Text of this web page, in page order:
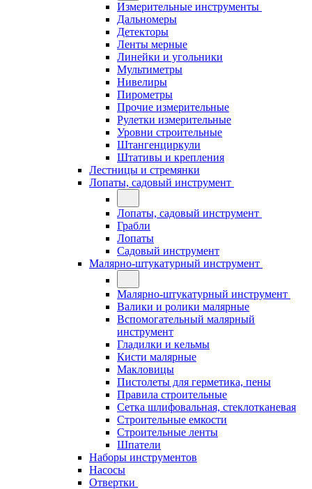
Измерительные инструменты
Дальномеры
Детекторы
Ленты мерные
Линейки и угольники
Мультиметры
Нивелиры
Пирометры
Прочие измерительные
Рулетки измерительные
Уровни строительные
Штангенциркули
Штативы и крепления
Лестницы и стремянки
Лопаты, садовый инструмент
Лопаты, садовый инструмент
Грабли
Лопаты
Садовый инструмент
Малярно-штукатурный инструмент
Малярно-штукатурный инструмент
Валики и ролики малярные
Вспомогательный малярный
инструмент
Гладилки и кельмы
Кисти малярные
Макловицы
Пистолеты для герметика, пены
Правила строительные
Сетка шлифовальная, стеклотканевая
Строительные емкости
Строительные ленты
Шпатели
Наборы инструментов
Насосы
Отвертки